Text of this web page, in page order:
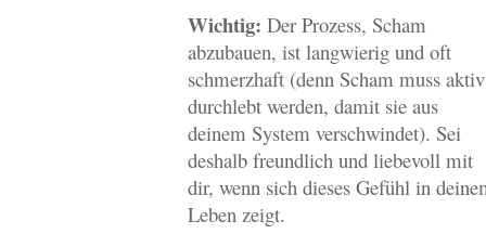
Wichtig: Der Prozess, Scham
abzubauen, ist langwierig und oft
schmerzhaft (denn Scham muss aktiv
durchlebt werden, damit sie aus
deinem System verschwindet). Sei
deshalb freundlich und liebevoll mit
dir, wenn sich dieses Gefühl in
Leben zeigt.